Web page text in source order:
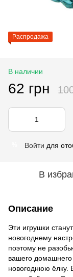
Распродажа
В наличии
62 грн
Войти для
В
Описание
Эти игрушки
новогоднему
поэтому не
вашего
новогоднюю ёлку.